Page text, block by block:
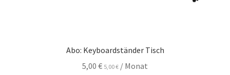
Abo: Keyboardständer Tisch
5,00 € 5,00€ / Monat